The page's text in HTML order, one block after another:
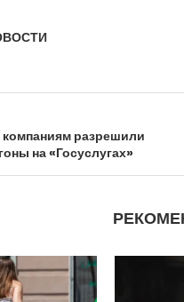
разрешили
на «Госуслугах»